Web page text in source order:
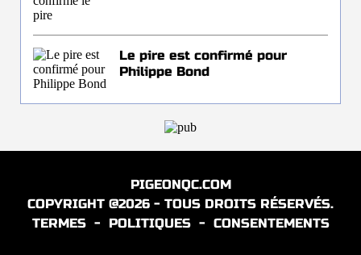
Le pire est confirmé pour
Philippe Bond
PIGEONQC.COM
COPYRIGHT @2026 - TOUS DROITS RÉSERVÉS.
TERMES- POLITIQUES- CONSENTEMENTS